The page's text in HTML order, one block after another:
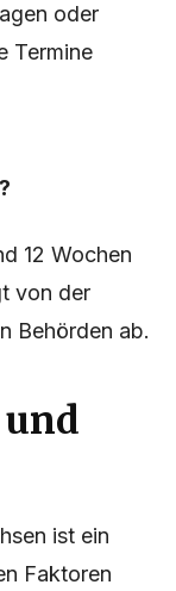
oder
Termine
12 Wochen
von der
Behörden ab.
ist ein
Faktoren